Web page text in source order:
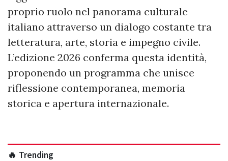
proprio ruolo nel panorama culturale
italiano attraverso un dialogo costante tra
letteratura, arte, storia e impegno civile.
L’edizione 2026 conferma questa identità,
proponendo un programma che unisce
riflessione contemporanea, memoria
storica e apertura internazionale.
🔥 Trending